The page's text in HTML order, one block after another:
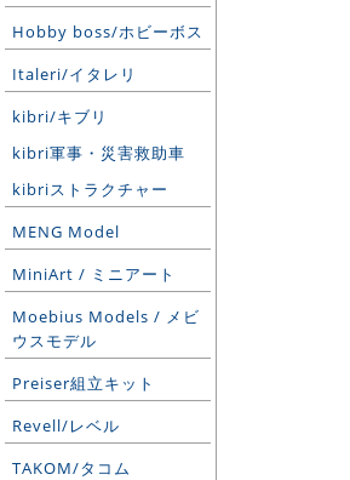
Hobby boss/ホビーボス
Italeri/イタレリ
kibri/キブリ
kibri軍事・災害救助車
kibriストラクチャー
MENG Model
MiniArt / ミニアート
Moebius Models / メビ
ウスモデル
Preiser組立キット
Revell/レベル
TAKOM/タコム